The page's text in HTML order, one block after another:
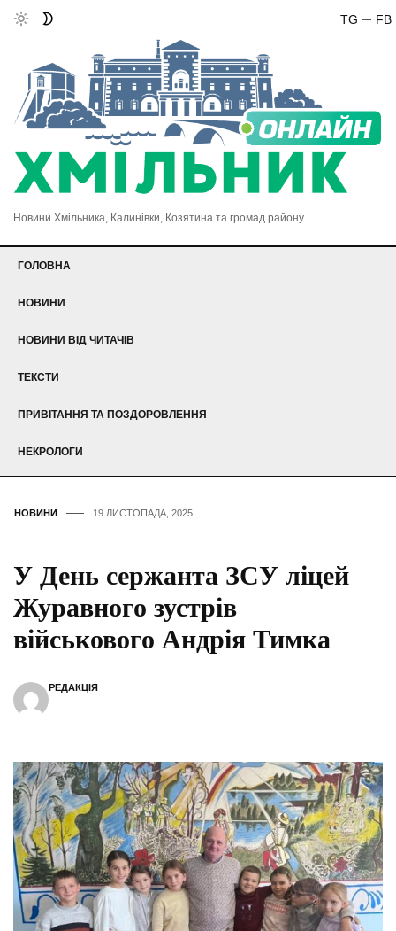
FB
TG
Новини Хмільника, Калинівки, Козятина та громад району
ГОЛОВНА
НОВИНИ
НОВИНИ ВІД ЧИТАЧІВ
ТЕКСТИ
ПРИВІТАННЯ ТА ПОЗДОРОВЛЕННЯ
НЕКРОЛОГИ
НОВИНИ 19 ЛИСТОПАДА, 2025
У День сержанта ЗСУ ліцей
Журавного зустрів
військового Андрія Тимка
РЕДАКЦІЯ